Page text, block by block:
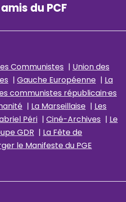
du PCF
Communistes | Union des
| Gauche Européenne | La
communistes républicain·es
| La Marseillaise | Les
Péri | Ciné-Archives | Le
GDR | La Fête de
le Manifeste du PGE